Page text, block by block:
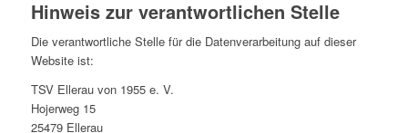
Hinweis zur verantwortlichen Stelle
Die verantwortliche Stelle für die Datenverarbeitung auf dieser
Website ist:
TSV Ellerau von 1955 e. V.
Hojerweg 15
25479 Ellerau